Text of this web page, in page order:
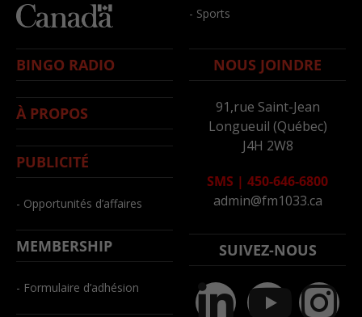
- Sports
BINGO RADIO
À PROPOS
PUBLICITÉ
- Opportunités d’affaires
MEMBERSHIP
- Formulaire d’adhésion
NOUS JOINDRE
91,rue Saint-Jean
Longueuil (Québec)
J4H 2W8
SMS | 450-646-6800
admin@fm1033.ca
SUIVEZ-NOUS